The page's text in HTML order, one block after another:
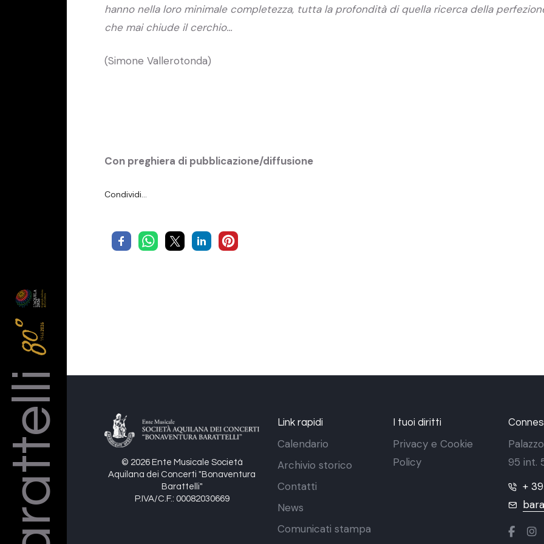
Barattelli
hanno nella loro minimale completezza, tutta la profondità di quella ricerca della
che mai chiude il cerchio…
(Simone Vallerotonda)
Con preghiera di pubblicazione/diffusione
Condividi…
© 2026 Ente Musicale Società
Aquilana dei Concerti "Bonaventura
Barattelli"
P.IVA/C.F.: 00082030669
Link rapidi
Calendario
Archivio storico
Contatti
News
Comunicati stampa
I tuoi diritti
Privacy e Cookie
Policy
95 int.
+